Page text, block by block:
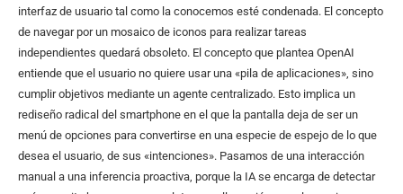
interfaz de usuario tal como la conocemos esté condenada. El concepto
de navegar por un mosaico de iconos para realizar tareas
independientes quedará obsoleto. El concepto que plantea OpenAI
entiende que el usuario no quiere usar una «pila de aplicaciones», sino
cumplir objetivos mediante un agente centralizado. Esto implica un
rediseño radical del smartphone en el que la pantalla deja de ser un
menú de opciones para convertirse en una especie de espejo de lo que
desea el usuario, de sus «intenciones». Pasamos de una interacción
manual a una inferencia proactiva, porque la IA se encarga de detectar